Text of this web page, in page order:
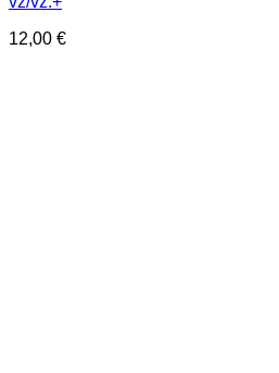
12,00 €